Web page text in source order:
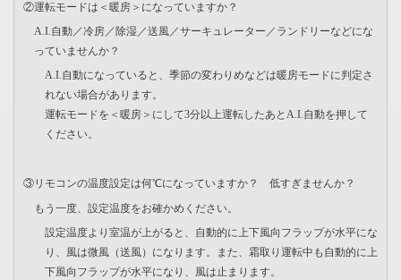
②運転モードは＜暖房＞になっていますか？
A.I.自動／冷房／除湿／送風／サーキュレーター／ランドリーなどにな
っていませんか？
A.I.自動になっていると、季節の変わりめなどは暖房モードに判定さ
れない場合があります。
運転モードを＜暖房＞にして3分以上運転したあとA.I.自動を押して
ください。
③リモコンの温度設定は何℃になっていますか？ 低すぎませんか？
もう一度、設定温度をお確かめください。
設定温度より室温が上がると、自動的に上下風向フラップが水平にな
り、風は微風（送風）になります。また、霜取り運転中も自動的に上
下風向フラップが水平になり、風は止まります。